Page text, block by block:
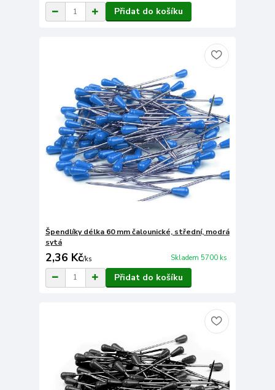
Přidat do košíku
Špendlíky délka 60 mm čalounické, střední, modrá
sytá
2,36 Kč/ks Skladem 5700 ks
Přidat do košíku